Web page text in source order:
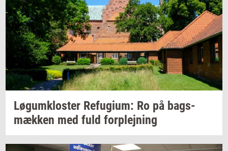
Løgum­klo­ster Re­fu­gi­um: Ro på bags­
mæk­ken med fuld for­plej­ning